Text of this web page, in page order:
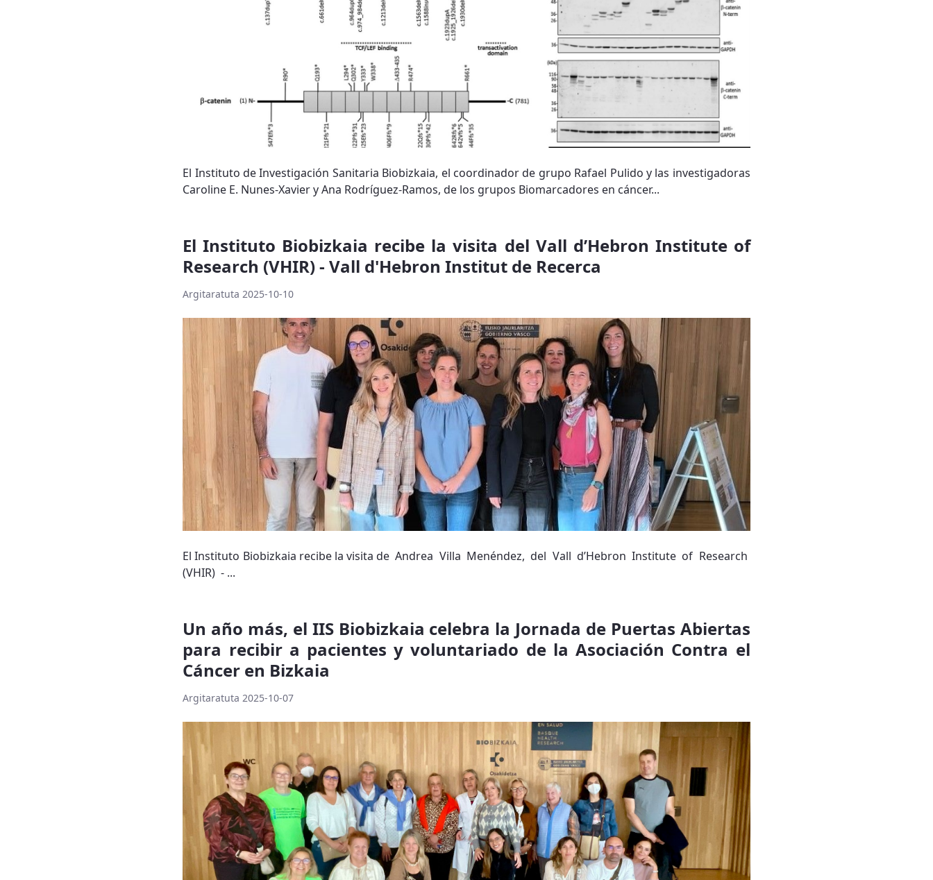
El Instituto de Investigación Sanitaria Biobizkaia, el coordinador de grupo Rafael Pulido y las investigadoras
Caroline E. Nunes-Xavier y Ana Rodríguez-Ramos, de los grupos Biomarcadores en cáncer...
El Instituto Biobizkaia recibe la visita del Vall d’Hebron Institute of
Research (VHIR) - Vall d'Hebron Institut de Recerca
Argitaratuta 2025-10-10
El Instituto Biobizkaia recibe la visita de Andrea Villa Menéndez, del Vall d’Hebron Institute of Research
(VHIR) - ...
Un año más, el IIS Biobizkaia celebra la Jornada de Puertas Abiertas
para recibir a pacientes y voluntariado de la Asociación Contra el
Cáncer en Bizkaia
Argitaratuta 2025-10-07